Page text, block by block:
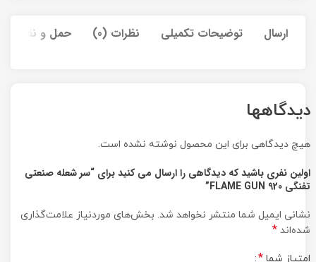
ارسال توضیحات تکمیلی نظرات (0) حمل و نقل کالا
دیدگاهها
هیچ دیدگاهی برای این محصول نوشته نشده است.
اولین نفری باشید که دیدگاهی را ارسال می کنید برای “سر شعله صنعتی
تفنگی FLAME GUN 920”
نشانی ایمیل شما منتشر نخواهد شد. بخش‌های موردنیاز علامت‌گذاری
شده‌اند *
امتیاز شما *